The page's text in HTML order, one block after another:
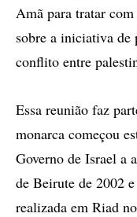
Amã para tratar
sobre a iniciativa de
conflito entre
Essa reunião faz
monarca começou
Governo de Israel a
de Beirute de 2002
realizada em Riad